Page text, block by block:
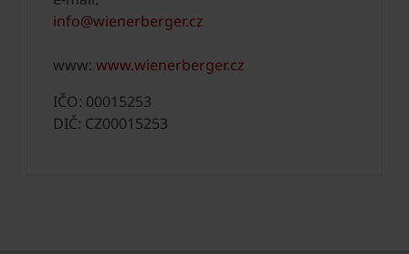
info@wienerberger.cz
www: www.wienerberger.cz
IČO: 00015253
DIČ: CZ00015253